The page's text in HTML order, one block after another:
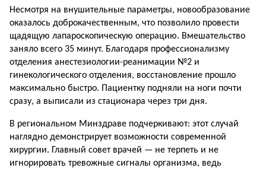
Несмотря на внушительные параметры, новообразование
оказалось доброкачественным, что позволило провести
щадящую лапароскопическую операцию. Вмешательство
заняло всего 35 минут. Благодаря профессионализму
отделения анестезиологии-реанимации №2 и
гинекологического отделения, восстановление прошло
максимально быстро. Пациентку подняли на ноги почти
сразу, а выписали из стационара через три дня.
В региональном Минздраве подчеркивают: этот случай
наглядно демонстрирует возможности современной
хирургии. Главный совет врачей — не терпеть и не
игнорировать тревожные сигналы организма, ведь